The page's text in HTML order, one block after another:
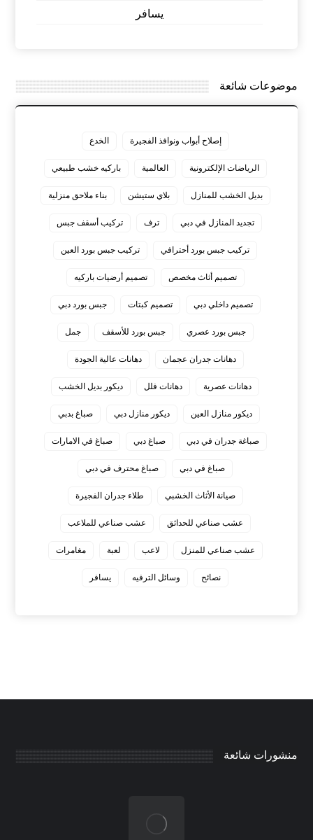
يسافر
موضوعات شائعة
إصلاح أبواب ونوافذ الفجيرة الخدع
الرياضات الإلكترونية العالمية باركيه خشب طبيعي
بديل الخشب للمنازل بلاي ستيشن بناء ملاحق منزلية
تجديد المنازل في دبي ترف تركيب أسقف جبس
تركيب جبس بورد أحترافي تركيب جبس بورد العين
تصميم أثاث مخصص تصميم أرضيات باركيه
تصميم داخلي دبي تصميم كبتات جبس بورد دبي
جبس بورد عصري جبس بورد للأسقف جمل
دهانات جدران عجمان دهانات عالية الجودة
دهانات عصرية دهانات فلل ديكور بديل الخشب
ديكور منازل العين ديكور منازل دبي صباغ بدبي
صباغة جدران في دبي صباغ دبي صباغ في الامارات
صباغ في دبي صباغ محترف في دبي
صيانة الأثاث الخشبي طلاء جدران الفجيرة
عشب صناعي للحدائق عشب صناعي للملاعب
عشب صناعي للمنزل لاعب لعبة مغامرات
نصائح وسائل الترفيه يسافر
منشورات شائعة